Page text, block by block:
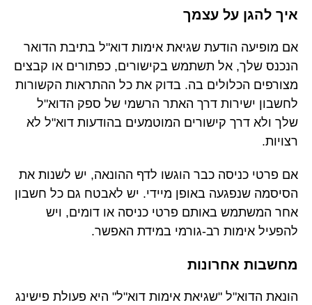
איך להגן על עצמך
אם מופיעה הודעת שגיאת אימות דוא"ל בתיבת הדואר
הנכנס שלך, אל תשתמש בקישורים, כפתורים או קבצים
מצורפים הכלולים בה. בדוק את כל ההתראות הקשורות
לחשבון ישירות דרך האתר הרשמי של ספק הדוא"ל
שלך ולא דרך קישורים המוטמעים בהודעות דוא"ל לא
רצויות.
אם פרטי כניסה כבר הוגשו לדף ההונאה, יש לשנות את
הסיסמה שנפגעה באופן מיידי. יש לאבטח גם כל חשבון
אחר המשתמש באותם פרטי כניסה או דומים, ויש
להפעיל אימות רב-גורמי במידת האפשר.
מחשבות אחרונות
הונאת הדוא"ל "שגיאת אימות דוא"ל" היא פעולת פישינג